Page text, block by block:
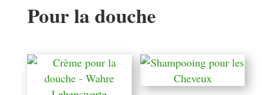
Pour la douche